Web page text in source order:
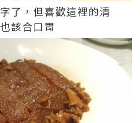
了，但喜歡這裡的清
該合口胃